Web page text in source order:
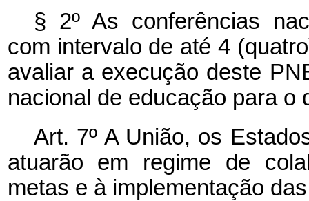
§ 2º As conferências
com intervalo de até 4
avaliar a execução deste
nacional de educação para o
Art. 7º A União, os
atuarão em regime de
metas e à implementação